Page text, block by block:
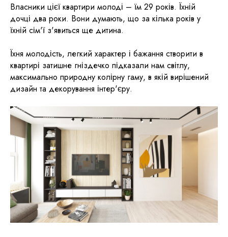
Власники цієї квартири молоді – їм 29 років. Їхній
дочці два роки. Вони думають, що за кілька років у
їхній сім'ї з'явиться ще дитина.
Їхня молодість, легкий характер і бажання створити в
квартирі затишне гніздечко підказали нам світлу,
максимально природну колірну гаму, в якій вирішений
дизайн та декорування інтер'єру.